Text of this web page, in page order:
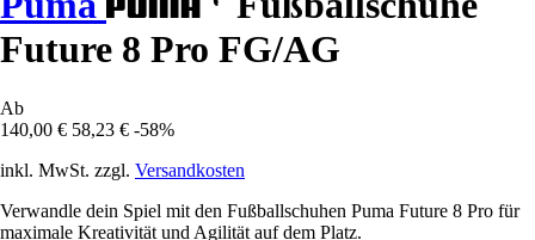
Future 8 Pro FG/AG
Ab
140,00 € 58,23 € -58%
inkl. MwSt. zzgl. Versandkosten
Verwandle dein Spiel mit den Fußballschuhen Puma Future 8 Pro für
maximale Kreativität und Agilität auf dem Platz.